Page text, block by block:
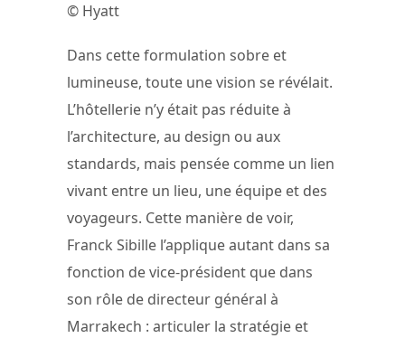
© Hyatt
Dans cette formulation sobre et
lumineuse, toute une vision se révélait.
L’hôtellerie n’y était pas réduite à
l’architecture, au design ou aux
standards, mais pensée comme un lien
vivant entre un lieu, une équipe et des
voyageurs. Cette manière de voir,
Franck Sibille l’applique autant dans sa
fonction de vice-président que dans
son rôle de directeur général à
Marrakech : articuler la stratégie et